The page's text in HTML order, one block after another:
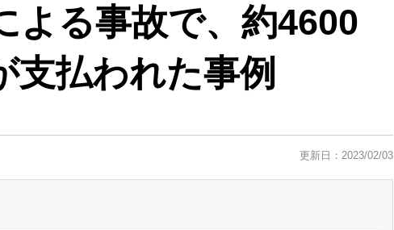
る事故で、 約4600
支払われた事例
更新日：2023/02/03